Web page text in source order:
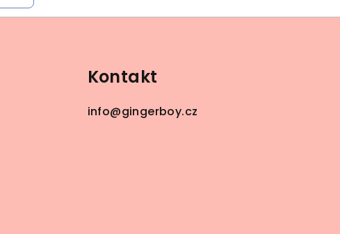
Kontakt
info@gingerboy.cz